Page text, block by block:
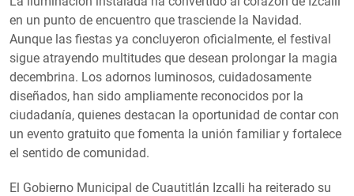
en un punto de encuentro que trasciende la Navidad.
Aunque las fiestas ya concluyeron oficialmente, el festival
sigue atrayendo multitudes que desean prolongar la magia
decembrina. Los adornos luminosos, cuidadosamente
diseñados, han sido ampliamente reconocidos por la
ciudadanía, quienes destacan la oportunidad de contar con
un evento gratuito que fomenta la unión familiar y fortalece
el sentido de comunidad.
El Gobierno Municipal de Cuautitlán Izcalli ha reiterado su